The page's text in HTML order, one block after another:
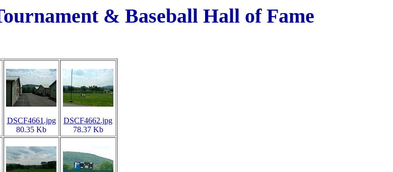
& Baseball Hall of Fame
DSCF4661.jpg
80.35 Kb
DSCF4662.jpg
78.37 Kb